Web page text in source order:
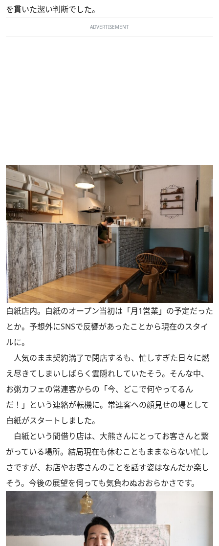
を貫いた潔い判断でした。
ADVERTISEMENT
白紙店内。白紙のオープン当初は「月1営業」の予定だった
とか。予想外にSNSで反響があったことから現在のスタイ
ルに。
人気のまま契約満了で閉店するも、忙しすぎた日々に燃
え尽きてしまいしばらく雲隠れしていたそう。そんな中、
お粥カフェの常連客からの「今、どこで何やってるん
だ！」という連絡が転機に。常連客への顔見せの場として
白紙がスタートしました。
白紙という間借り店は、大熊さんにとってお客さんと繋
がっている場所。結局現在も休むこともままならない忙し
さですが、お店やお客さんのことを話す姿はなんだか楽し
そう。今後の展望を伺っても気負わぬおおらかさです。